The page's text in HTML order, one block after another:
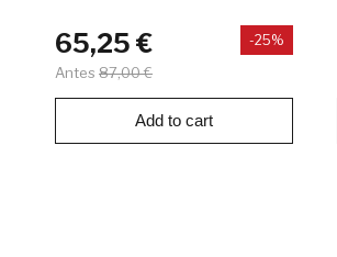
65,25 €
Antes 87,00 €
-25%
Add to cart